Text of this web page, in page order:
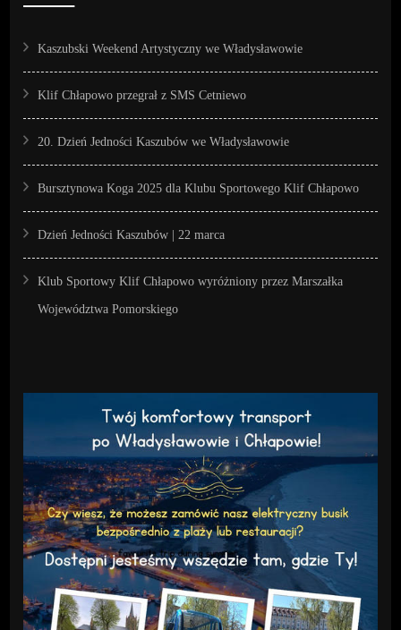
Kaszubski Weekend Artystyczny we Władysławowie
Klif Chłapowo przegrał z SMS Cetniewo
20. Dzień Jedności Kaszubów we Władysławowie
Bursztynowa Koga 2025 dla Klubu Sportowego Klif Chłapowo
Dzień Jedności Kaszubów | 22 marca
Klub Sportowy Klif Chłapowo wyróżniony przez Marszałka
Województwa Pomorskiego